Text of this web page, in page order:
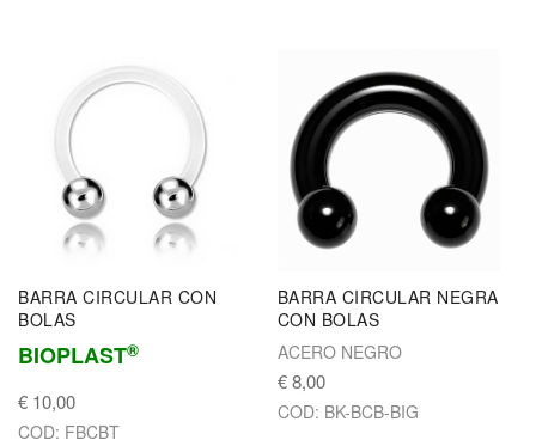
BARRA CIRCULAR CON
BOLAS
BIOPLAST®
€ 10,00
COD: FBCBT
BARRA CIRCULAR NEGRA
CON BOLAS
ACERO NEGRO
€ 8,00
COD: BK-BCB-BIG